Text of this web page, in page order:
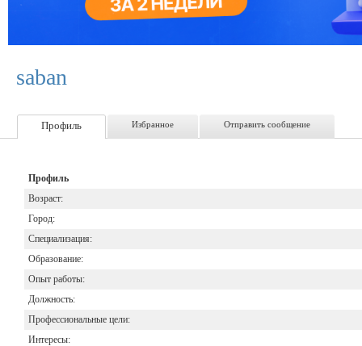
saban
Профиль Избранное Отправить сообщение
Профиль
Возраст:
Город:
Специализация:
Образование:
Опыт работы:
Должность:
Профессиональные цели:
Интересы: